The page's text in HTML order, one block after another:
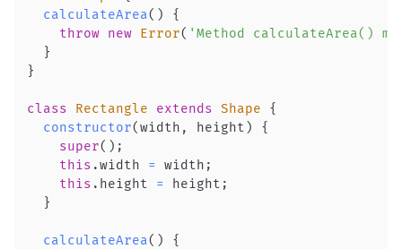
calculateArea( )
{
throw new Error( 'Method calculateArea()
}
}
class Rectangle extends Shape
{
constructor(width , height )
{
super( ) ;
this .width = width ;
this . height = height ;
}
calculateArea( )
{